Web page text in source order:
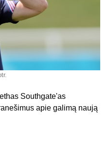
Southgate'as
apie galimą naują